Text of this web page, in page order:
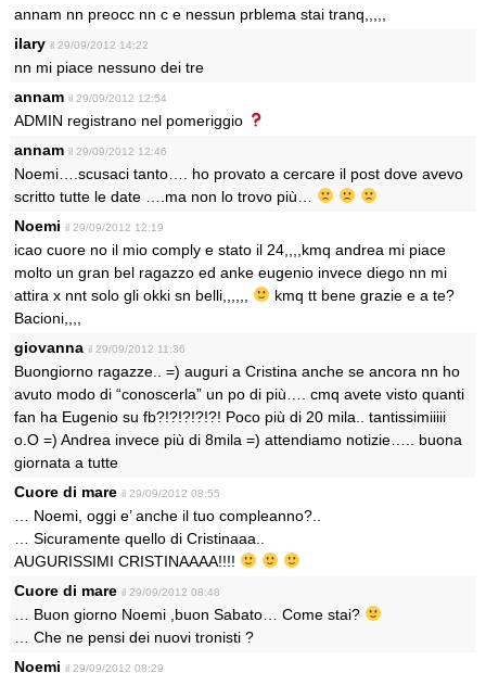
annam nn preocc nn c e nessun prblema stai tranq,,,,,
ilary il 29/09/2012 14:22
nn mi piace nessuno dei tre
annam il 29/09/2012 12:54
ADMIN registrano nel pomeriggio
annam il 29/09/2012 12:46
Noemi….scusaci tanto…. ho provato a cercare il post dove avevo
scritto tutte le date ….ma non lo trovo più…
Noemi il 29/09/2012 12:19
icao cuore no il mio comply e stato il 24,,,,kmq andrea mi piace
molto un gran bel ragazzo ed anke eugenio invece diego nn mi
attira x nnt solo gli okki sn belli,,,,,,
kmq tt bene grazie e a te?
Bacioni,,,,
giovanna il 29/09/2012 11:36
Buongiorno ragazze.. =) auguri a Cristina anche se ancora nn ho
avuto modo di “conoscerla” un po di più…. cmq avete visto quanti
fan ha Eugenio su fb?!?!?!?!?! Poco più di 20 mila.. tantissimiiiii
o.O =) Andrea invece più di 8mila =) attendiamo notizie….. buona
giornata a tutte
Cuore di mare il 29/09/2012 08:55
… Noemi, oggi e’ anche il tuo compleanno?..
… Sicuramente quello di Cristinaaa..
AUGURISSIMI CRISTINAAAA!!!!
Cuore di mare il 29/09/2012 08:48
… Buon giorno Noemi ,buon Sabato… Come stai?
… Che ne pensi dei nuovi tronisti ?
Noemi il 29/09/2012 08:29